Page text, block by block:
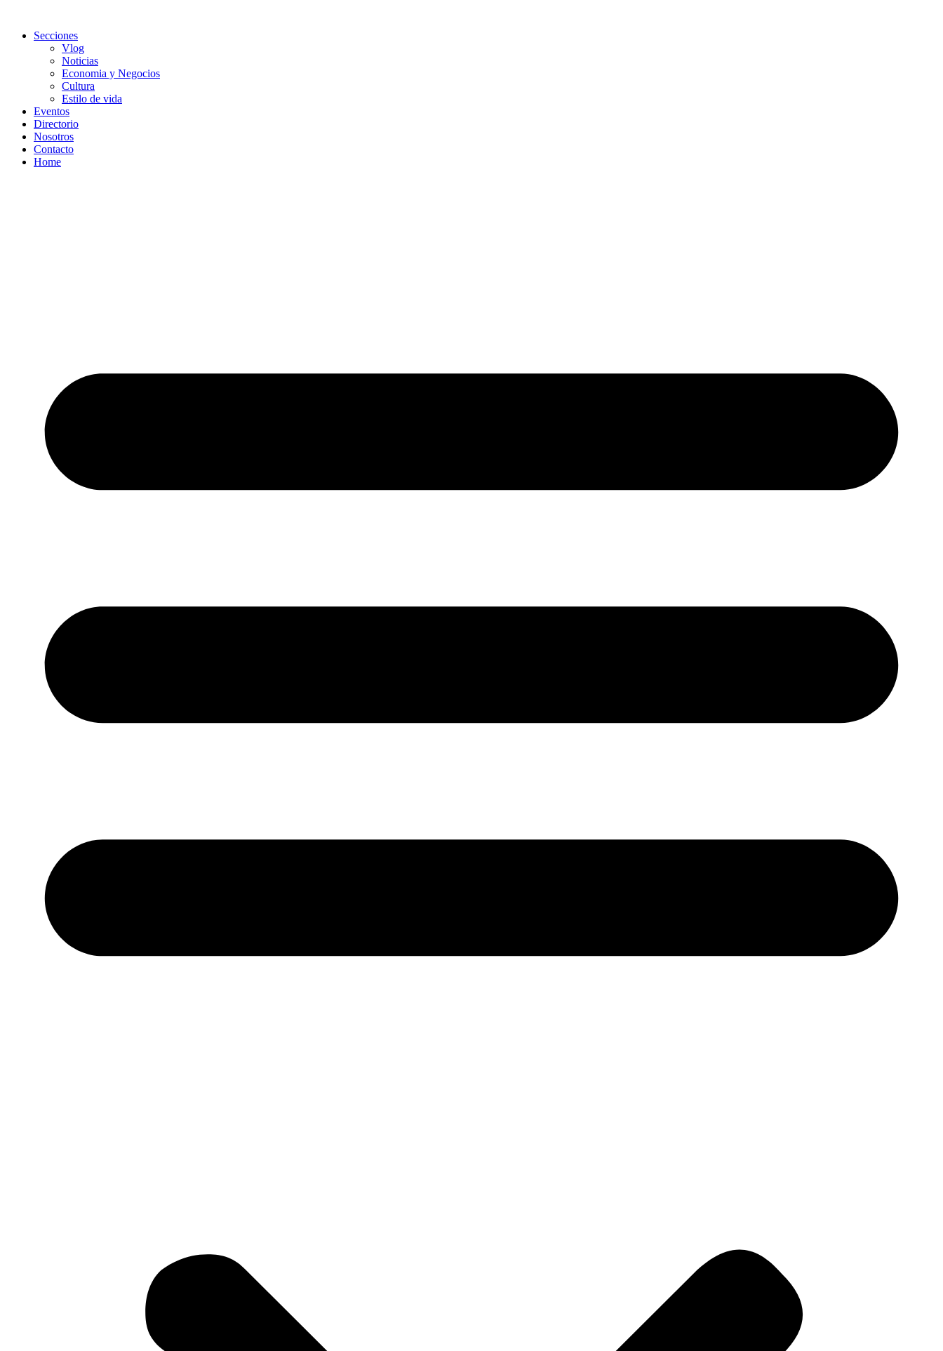
Secciones
Vlog
Noticias
Economia y Negocios
Cultura
Estilo de vida
Eventos
Directorio
Nosotros
Contacto
Home